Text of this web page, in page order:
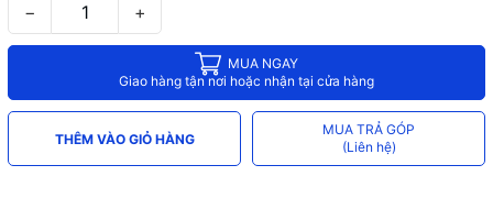
− +
MUA NGAY
Giao hàng tận nơi hoặc nhận tại cửa hàng
THÊM VÀO GIỎ HÀNG
MUA TRẢ GÓP
(Liên hệ)